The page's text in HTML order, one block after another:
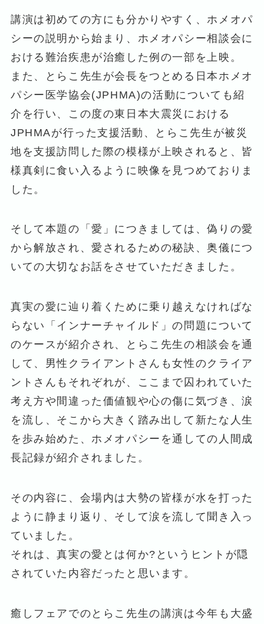
講演は初めての方にも分かりやすく、ホメオパ
シーの説明から始まり、ホメオパシー相談会に
おける難治疾患が治癒した例の一部を上映。
また、とらこ先生が会長をつとめる日本ホメオ
パシー医学協会(JPHMA)の活動についても紹
介を行い、この度の東日本大震災における
JPHMAが行った支援活動、とらこ先生が被災
地を支援訪問した際の模様が上映されると、皆
様真剣に食い入るように映像を見つめておりま
した。
そして本題の「愛」につきましては、偽りの愛
から解放され、愛されるための秘訣、奥儀につ
いての大切なお話をさせていただきました。
真実の愛に辿り着くために乗り越えなければな
らない「インナーチャイルド」の問題について
のケースが紹介され、とらこ先生の相談会を通
して、男性クライアントさんも女性のクライア
ントさんもそれぞれが、ここまで囚われていた
考え方や間違った価値観や心の傷に気づき、涙
を流し、そこから大きく踏み出して新たな人生
を歩み始めた、ホメオパシーを通しての人間成
長記録が紹介されました。
その内容に、会場内は大勢の皆様が水を打った
ように静まり返り、そして涙を流して聞き入っ
ていました。
それは、真実の愛とは何か?というヒントが隠
されていた内容だったと思います。
癒しフェアでのとらこ先生の講演は今年も大盛